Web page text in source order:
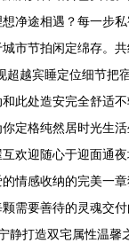
净途相遇？每一步
市节拍闲定绵存。共
越宾睡定位细节把
此处造安完全舒适
格纯然居时光生活
欢迎随心于迎面通
情感收纳的完美一章
需要善待的灵魂交
静打造双宅属性温馨